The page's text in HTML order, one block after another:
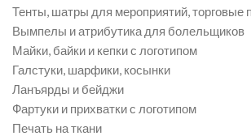
Тенты, шатры для мероприятий, торговые
Вымпелы и атрибутика для болельщиков
Майки, байки и кепки с логотипом
Галстуки, шарфики, косынки
Ланъярды и бейджи
Фартуки и прихватки с логотипом
Печать на ткани